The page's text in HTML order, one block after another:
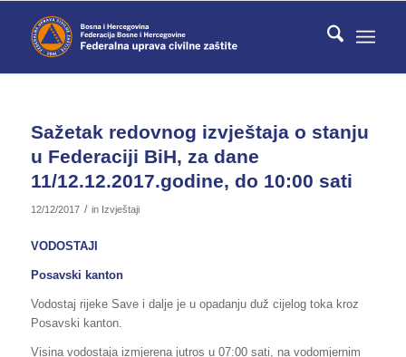
Sažetak redovnog izvještaja o stanju
u Federaciji BiH, za dane
11/12.12.2017.godine, do 10:00 sati
12/12/2017 / in Izvještaji
VODOSTAJI
Posavski kanton
Vodostaj rijeke Save i dalje je u opadanju duž cijelog toka kroz
Posavski kanton.
Visina vodostaja izmjerena jutros u 07:00 sati, na vodomjernim